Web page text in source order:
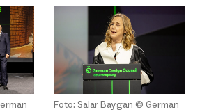
Foto: Salar Baygan © German